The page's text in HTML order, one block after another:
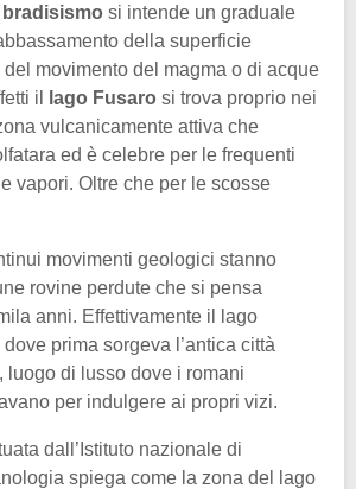
bradisismo si intende un graduale
della superficie
movimento del magma o di acque
il
lago Fusaro si trova proprio nei
vulcanicamente attiva che
ed è celebre per le frequenti
vapori. Oltre che per le scosse
movimenti geologici stanno
rovine perdute che si pensa
anni. Effettivamente il lago
prima sorgeva l’antica città
, luogo di lusso dove i romani
per indulgere ai propri vizi.
dall’Istituto nazionale di
spiega come la zona del lago